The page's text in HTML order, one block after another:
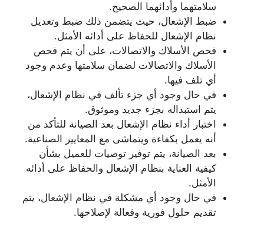
سلامتهما وأدائهما الصحيح.
ضبط الإشعال، حيث يتضمن ذلك ضبط وتعديل
نظام الإشعال للحفاظ على أدائه الأمثل.
فحص الأسلاك والاتصالات، على أن يتم فحص
الأسلاك والاتصالات لضمان سلامتها وعدم وجود
أي تلف فيها.
في حال وجود أي جزء تألف في نظام الإشعال،
يتم استبداله بجزء جديد وموثوق.
اختبار أداء نظام الإشعال بعد الصيانة للتأكد من
أنه يعمل بكفاءة ويتماشى مع المعايير الصناعية.
بعد الصيانة، يتم توفير توصيات للعميل بشأن
كيفية العناية بنظام الإشعال والحفاظ على أدائه
الأمثل.
في حال وجود أي مشكلة في نظام الإشعال، يتم
تقديم حلول فورية وفعالة لإصلاحها.